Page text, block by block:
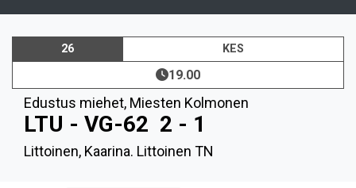
26 KES
19.00
Edustus miehet, Miesten Kolmonen
LTU - VG-62 2 - 1
Littoinen, Kaarina. Littoinen TN